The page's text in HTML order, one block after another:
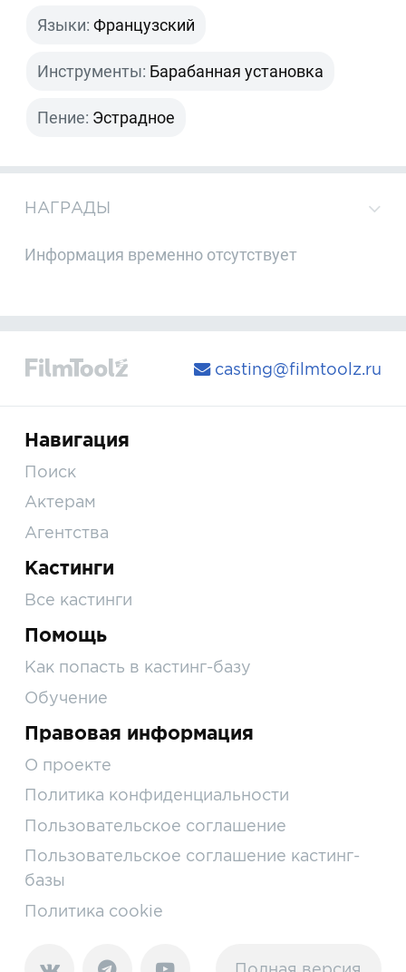
Языки: Французский
Инструменты: Барабанная установка
Пение: Эстрадное
НАГРАДЫ
Информация временно отсутствует
casting@filmtoolz.ru
Навигация
Поиск
Актерам
Агентства
Кастинги
Все кастинги
Помощь
Как попасть в кастинг-базу
Обучение
Правовая информация
О проекте
Политика конфиденциальности
Пользовательское соглашение
Пользовательское соглашение кастинг-
базы
Политика cookie